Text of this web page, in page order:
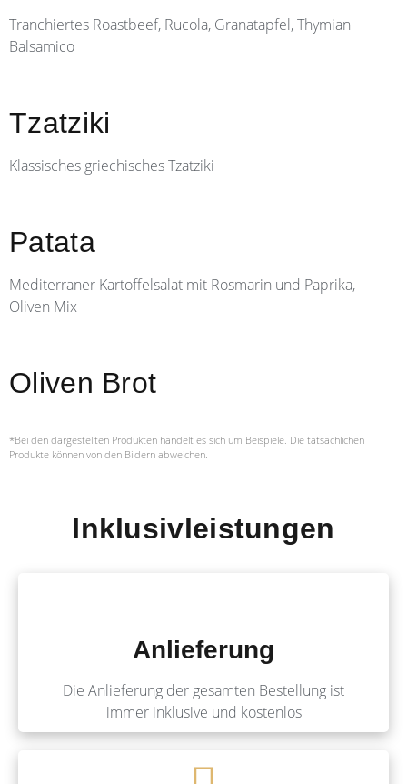
Tranchiertes Roastbeef, Rucola, Granatapfel, Thymian
Balsamico
Tzatziki
Klassisches griechisches Tzatziki
Patata
Mediterraner Kartoffelsalat mit Rosmarin und Paprika,
Oliven Mix
Oliven Brot
*Bei den dargestellten Produkten handelt es sich um Beispiele. Die tatsächlichen
Produkte können von den Bildern abweichen.
Inklusivleistungen
Anlieferung
Die Anlieferung der gesamten Bestellung ist
immer inklusive und kostenlos